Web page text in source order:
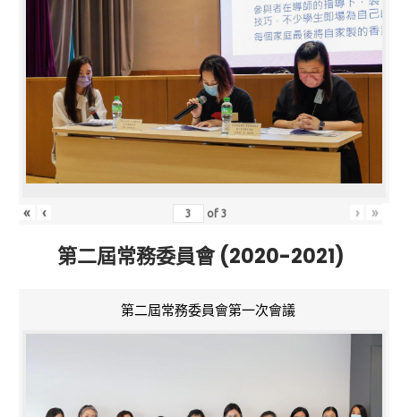
« ‹ of3 › »
第二屆常務委員會 (2020-2021)
第二屆常務委員會第一次會議